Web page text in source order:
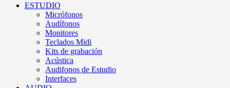
ESTUDIO
Micrófonos
Audífonos
Monitores
Teclados Midi
Kits de grabación
Acústica
Audifonos de Estudio
Interfaces